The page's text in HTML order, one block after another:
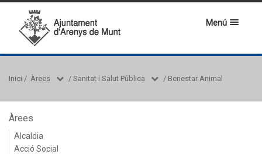
Menú
Inici / Àrees / Sanitat i Salut Pública / Benestar Animal
Àrees
Alcaldia
Acció Social